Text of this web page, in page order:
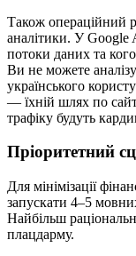
Також операційний
аналітики. У Google
потоки даних та
Ви не можете
українського
— їхній шлях по
трафіку будуть
Пріоритетний
Для мінімізації
запускати 4–5
Найбільш
плацдарму.